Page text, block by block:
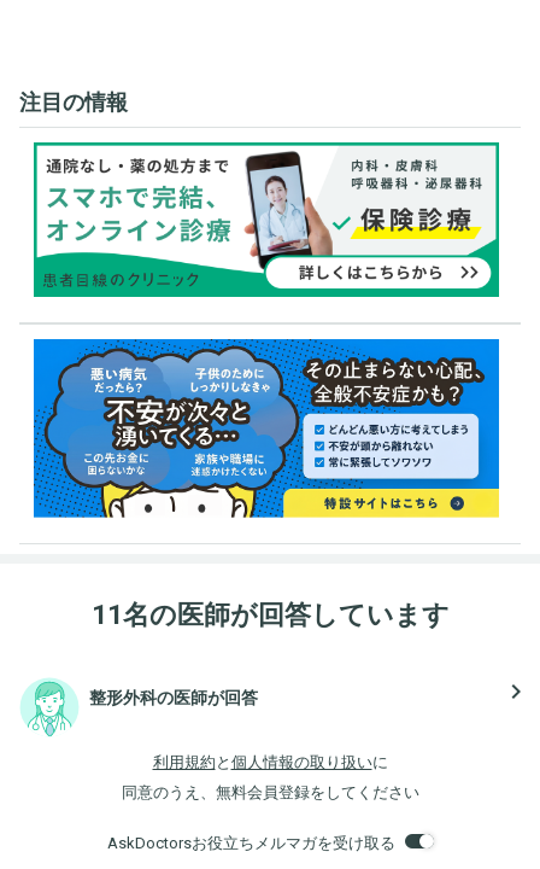
注目の情報
11名の医師が回答しています
整形外科の医師が回答 navigate_next
利用規約 と 個人情報の取り扱いに
同意のうえ、無料会員登録をしてください
AskDoctorsお役立ちメルマガを受け取る